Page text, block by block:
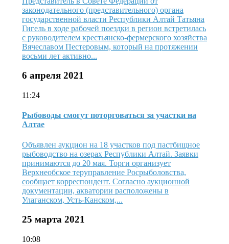
законодательного (представительного) органа
государственной власти Республики Алтай Татьяна
Гигель в ходе рабочей поездки в регион встретилась
с руководителем крестьянско-фермерского хозяйства
Вячеславом Пестеровым, который на протяжении
восьми лет активно...
6 апреля 2021
11:24
Рыбоводы смогут поторговаться за участки на
Алтае
Объявлен аукцион на 18 участков под пастбищное
рыбоводство на озерах Республики Алтай. Заявки
принимаются до 20 мая. Торги организует
Верхнеобское теруправление Росрыболовства,
сообщает корреспондент. Согласно аукционной
документации, акватории расположены в
Улаганском, Усть-Канском,...
25 марта 2021
10:08